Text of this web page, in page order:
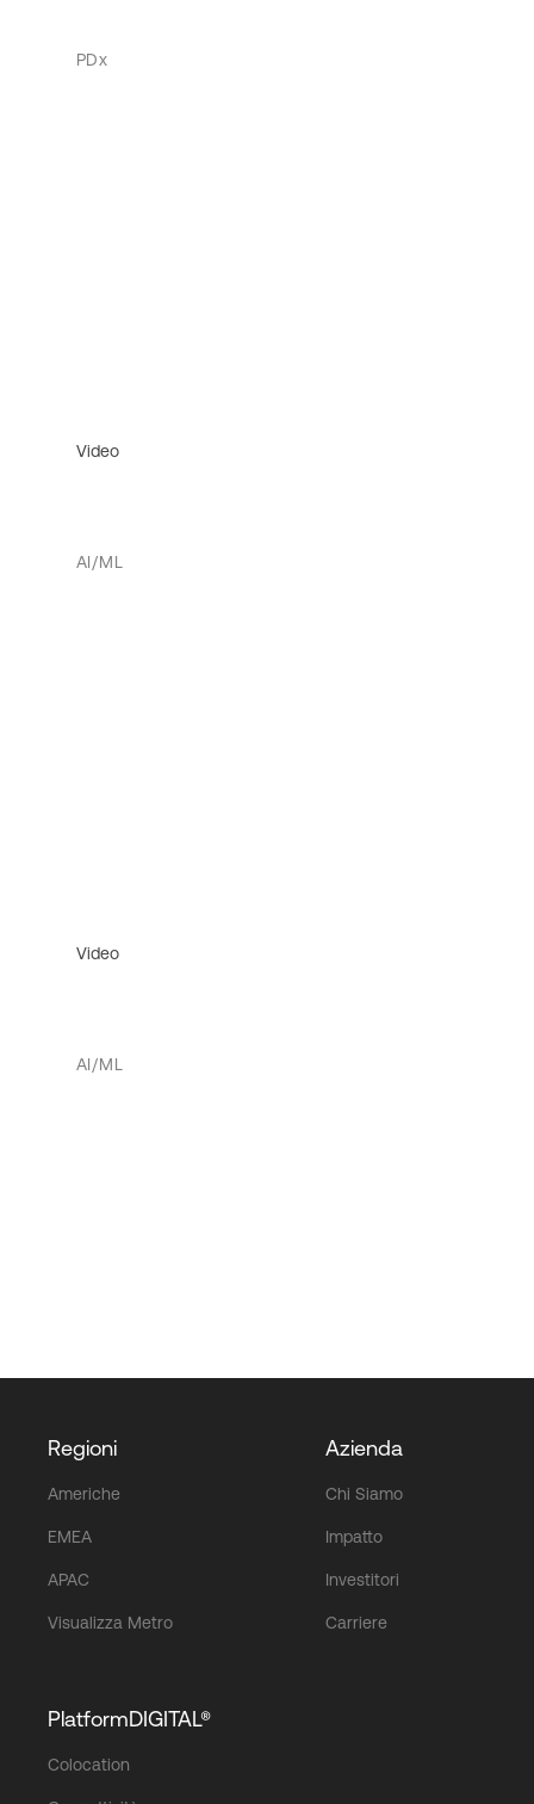
PDx
Video
AI/ML
Video
AI/ML
Regioni
Americhe
EMEA
APAC
Visualizza Metro
Azienda
Chi Siamo
Impatto
Investitori
Carriere
PlatformDIGITAL®
Colocation